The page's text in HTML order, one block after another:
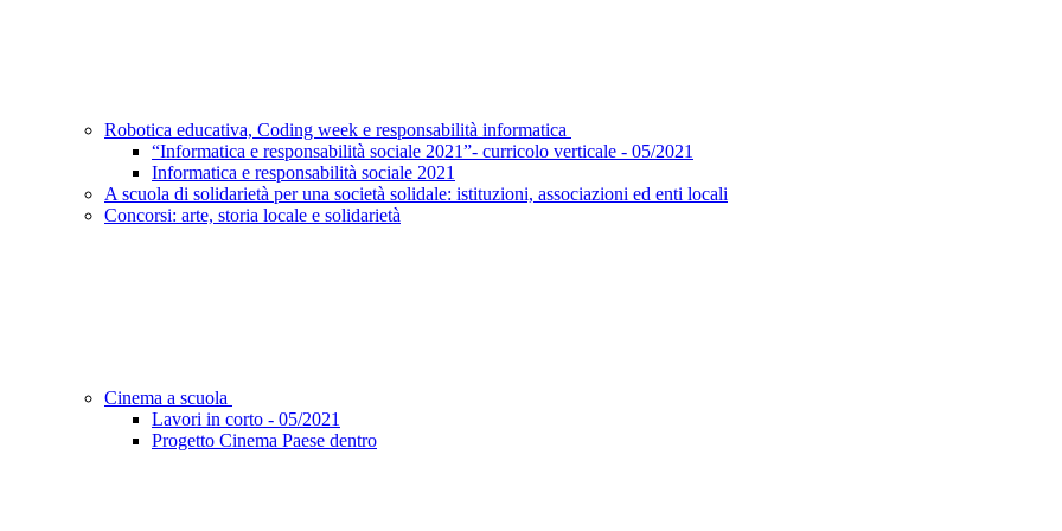
Robotica educativa, Coding week e responsabilità informatica
“Informatica e responsabilità sociale 2021”- curricolo verticale - 05/2021
Informatica e responsabilità sociale 2021
A scuola di solidarietà per una società solidale: istituzioni, associazioni ed enti locali
Concorsi: arte, storia locale e solidarietà
Cinema a scuola
Lavori in corto - 05/2021
Progetto Cinema Paese dentro